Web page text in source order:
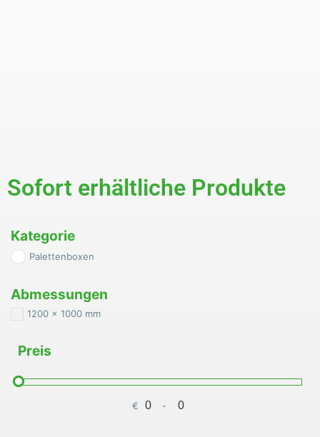
Sofort erhältliche Produkte
Kategorie
Palettenboxen
Abmessungen
1200 x 1000 mm
Preis
€ Minimum Price
-Maximum Price